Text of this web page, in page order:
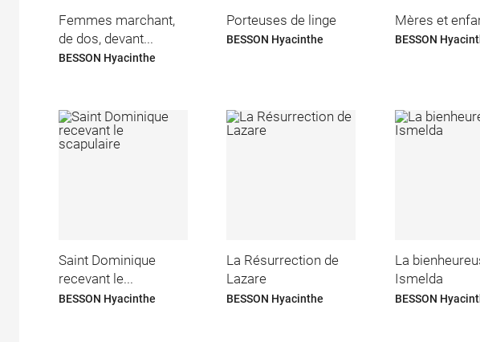
Femmes marchant,
de dos, devant...
BESSON Hyacinthe
Porteuses de linge
BESSON Hyacinthe
Mères et
BESSON
Saint Dominique
recevant le...
BESSON Hyacinthe
La Résurrection de
Lazare
BESSON Hyacinthe
La
Ismelda
BESSON